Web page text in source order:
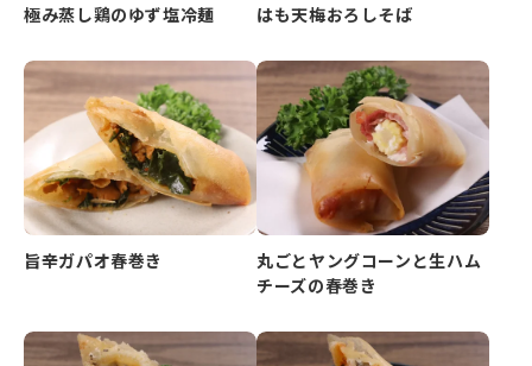
極み蒸し鶏のゆず塩冷麺 はも天梅おろしそば
旨辛ガパオ春巻き
丸ごとヤングコーンと生ハム
チーズの春巻き